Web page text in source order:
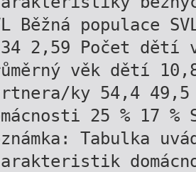
Běžná populace
2,59 Počet dětí
věk dětí
ky 54,4
25 % 17
Tabulka